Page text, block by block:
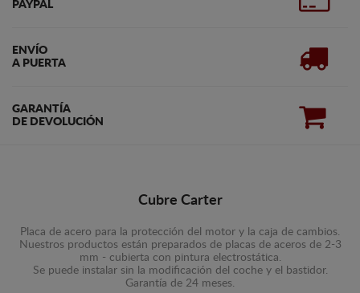
PAYPAL
ENVÍO
A PUERTA
GARANTÍA
DE DEVOLUCIÓN
Cubre Carter
Placa de acero para la protección del motor y la caja de cambios.
Nuestros productos están preparados de placas de aceros de 2-3
mm - cubierta con pintura electrostática.
Se puede instalar sin la modificación del coche y el bastidor.
Garantía de 24 meses.